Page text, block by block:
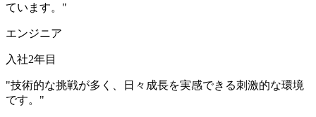
ています。"
エンジニア
入社2年目
"技術的な挑戦が多く、日々成長を実感できる刺激的な環境
です。"